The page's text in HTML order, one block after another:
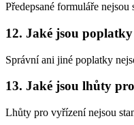
Předepsané formuláře nejsou
12. Jaké jsou
Správní ani jiné poplatky
13. Jaké jsou lhůty
Lhůty pro vyřízení nejsou